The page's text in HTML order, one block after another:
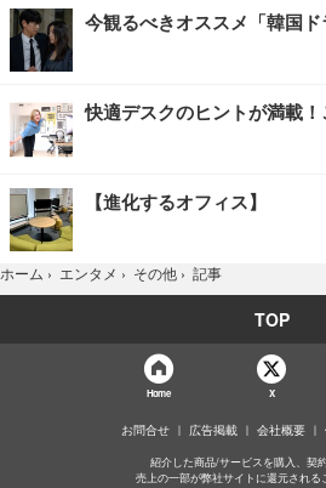
今観るべきオススメ「韓国ド
快適デスクのヒントが満載
【進化するオフィス】
ホーム › エンタメ › その他 › 記事
TOP
Home X
お問合せ 広告掲載 会社概要
紹介した商品/サービスを購入、契約
売上の一部が弊社サイトに還元される